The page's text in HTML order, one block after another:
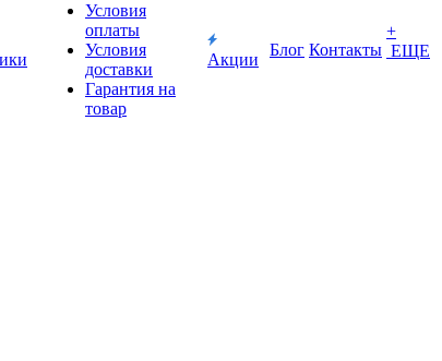
Условия
оплаты
Условия
доставки
Гарантия на
товар
Акции
Блог Контакты
+
ЕЩЕ